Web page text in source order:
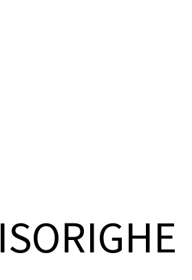
ISORIGHE